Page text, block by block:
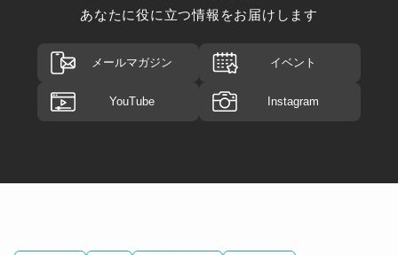
あなたに役に立つ情報をお届けします
メールマガジン イベント
YouTube Instagram